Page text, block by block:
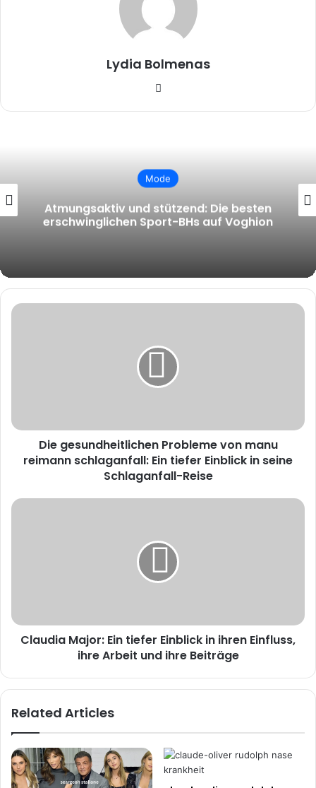
Lydia Bolmenas
persönlicher Kampf gegen den Krebs
und die Auswirkungen auf sein Leben und
Die
tiefer
Einblick
Reise
Die gesundheitlichen Probleme von manu
reimann schlaganfall: Ein tiefer Einblick in seine
Schlaganfall-Reise
Claudia
ihre
Arbeit
Claudia Major: Ein tiefer Einblick in ihren Einfluss,
ihre Arbeit und ihre Beiträge
Related Articles